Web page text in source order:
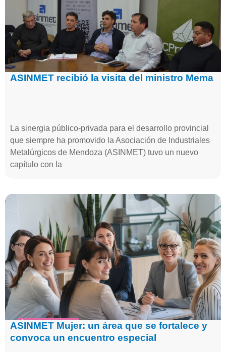
ASINMET recibió la visita del ministro Mema
La sinergia público-privada para el desarrollo provincial
que siempre ha promovido la Asociación de Industriales
Metalúrgicos de Mendoza (ASINMET) tuvo un nuevo
capítulo con la
ASINMET Mujer: un área que se fortalece y
convoca un encuentro especial